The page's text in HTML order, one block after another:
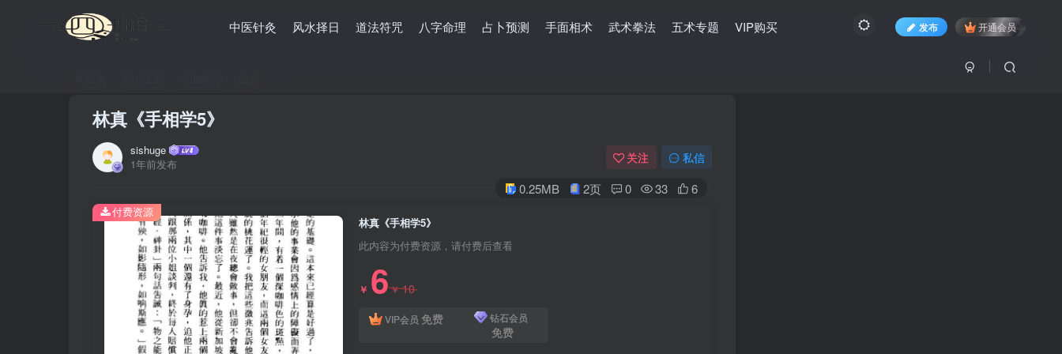
中医针灸 风水择日 道法符咒 八字命理 占卜预测 手面相术 武术拳法 五术专题 VIP购买 发布 开通会员
林真《手相学5》
sishuge
1年前发布
关注 私信
0.25MB 2页 0 33 6
林真《手相学5》
此内容为付费资源，请付费后查看
￥ 6￥10
VIP会员 免费 钻石会员
免费
付费资源